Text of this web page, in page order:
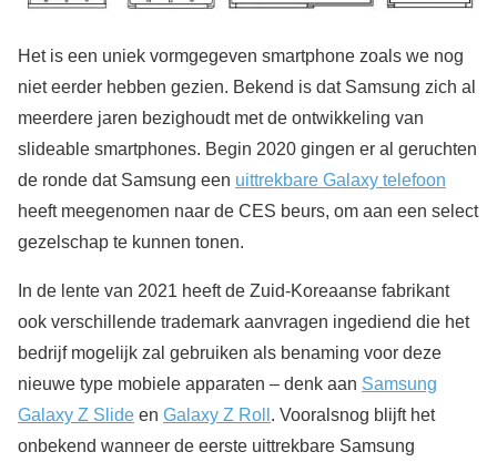
Het is een uniek vormgegeven smartphone zoals we nog
niet eerder hebben gezien. Bekend is dat Samsung zich al
meerdere jaren bezighoudt met de ontwikkeling van
slideable smartphones. Begin 2020 gingen er al geruchten
de ronde dat Samsung een uittrekbare Galaxy telefoon
heeft meegenomen naar de CES beurs, om aan een select
gezelschap te kunnen tonen.
In de lente van 2021 heeft de Zuid-Koreaanse fabrikant
ook verschillende trademark aanvragen ingediend die het
bedrijf mogelijk zal gebruiken als benaming voor deze
nieuwe type mobiele apparaten – denk aan Samsung
Galaxy Z Slide en Galaxy Z Roll . Vooralsnog blijft het
onbekend wanneer de eerste uittrekbare Samsung